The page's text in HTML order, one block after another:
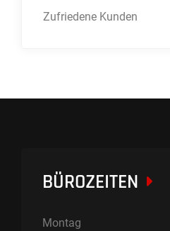
Zufriedene Kunden
BÜROZEITEN
Montag